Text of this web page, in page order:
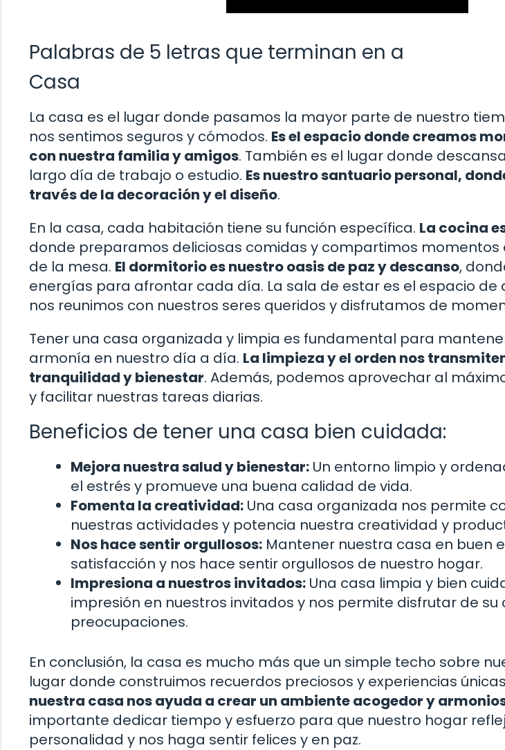
Palabras de 5 letras que terminan en a
Casa
La casa es el lugar donde pasamos la mayor parte de nuestro
nos sentimos seguros y cómodos. Es el espacio donde creamos
con nuestra familia y amigos. También es el lugar donde
largo día de trabajo o estudio. Es nuestro santuario personal,
través de la decoración y el diseño.
En la casa, cada habitación tiene su función específica. La cocina
donde preparamos deliciosas comidas y compartimos
de la mesa. El dormitorio es nuestro oasis de paz y descanso,
energías para afrontar cada día. La sala de estar es el espacio de
nos reunimos con nuestros seres queridos y disfrutamos de
Tener una casa organizada y limpia es fundamental para
armonía en nuestro día a día. La limpieza y el orden nos
tranquilidad y bienestar. Además, podemos aprovechar al
y facilitar nuestras tareas diarias.
Beneficios de tener una casa bien cuidada:
Mejora nuestra salud y bienestar: Un entorno limpio y
el estrés y promueve una buena calidad de vida.
Fomenta la creatividad: Una casa organizada nos permite
nuestras actividades y potencia nuestra creatividad y
Nos hace sentir orgullosos: Mantener nuestra casa en buen
satisfacción y nos hace sentir orgullosos de nuestro hogar.
Impresiona a nuestros invitados: Una casa limpia y bien
impresión en nuestros invitados y nos permite disfrutar de
preocupaciones.
En conclusión, la casa es mucho más que un simple techo sobre
lugar donde construimos recuerdos preciosos y experiencias
nuestra casa nos ayuda a crear un ambiente acogedor y
importante dedicar tiempo y esfuerzo para que nuestro hogar
personalidad y nos haga sentir felices y en paz.